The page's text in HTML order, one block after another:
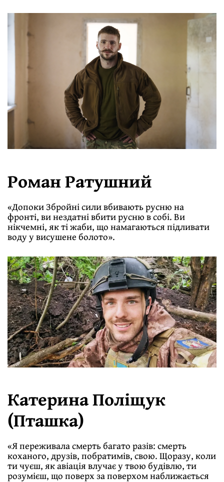
Роман Ратушний
«Допоки Збройні сили вбивають русню на
фронті, ви нездатні вбити русню в собі. Ви
нікчемні, як ті жаби, що намагаються підливати
воду у висушене болото».
Катерина Поліщук
(Пташка)
«Я переживала смерть багато разів: смерть
коханого, друзів, побратимів, свою. Щоразу, коли
ти чуєш, як авіація влучає у твою будівлю, ти
розумієш, що поверх за поверхом наближається